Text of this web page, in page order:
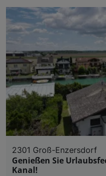
2301 Groß-Enzersdorf
Genießen Sie
Kanal!